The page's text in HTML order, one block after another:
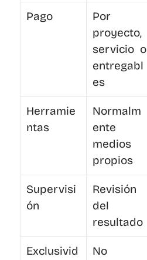
Pago
Por
proyecto,
servicio o
entregabl
es
Herramie
ntas
Normalm
ente
medios
propios
Supervisi
ón
Revisión
del
resultado
Exclusivid
No